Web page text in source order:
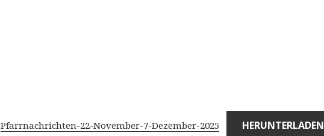
Pfarrnachrichten-22-November-7-Dezember-2025 HERUNTERLADEN